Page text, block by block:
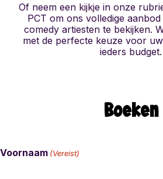
Of neem een kijkje in onze
PCT om ons volledige
comedy artiesten te bekijken.
met de perfecte keuze voor
ieders budget.
Boeken
Voornaam (Vereist)